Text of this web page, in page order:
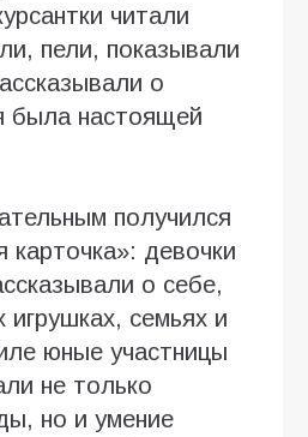
читали
пели, показывали
о
была настоящей
получился
карточка»: девочки
о себе,
семьях и
юные участницы
не только
но и умение